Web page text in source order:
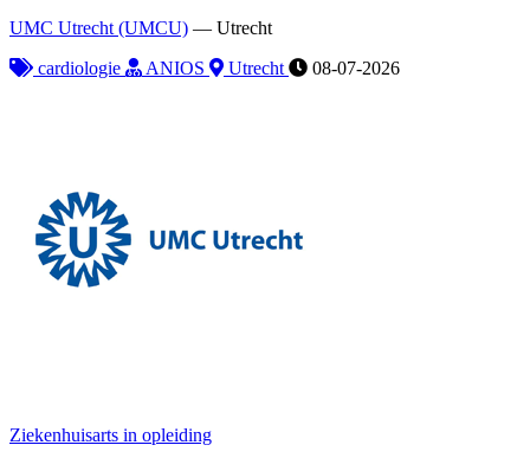
UMC Utrecht (UMCU) — Utrecht
cardiologie
ANIOS Utrecht 08-07-2026
Ziekenhuisarts in opleiding